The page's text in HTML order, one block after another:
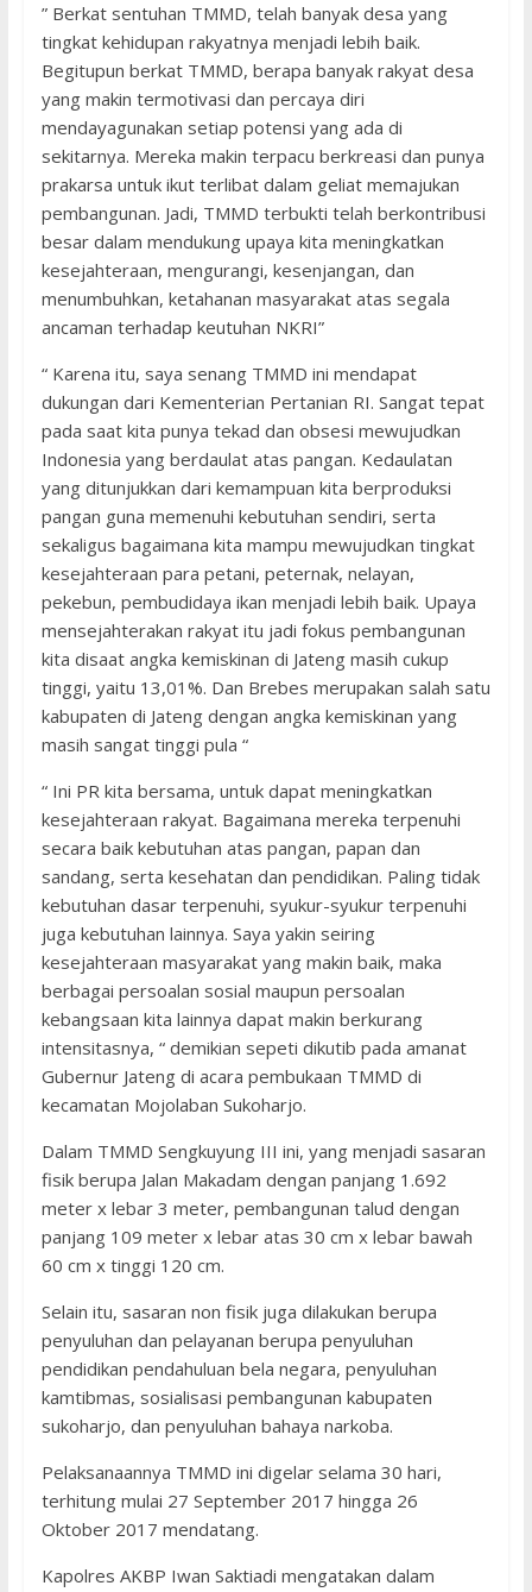
” Berkat sentuhan TMMD, telah banyak desa yang
tingkat kehidupan rakyatnya menjadi lebih baik.
Begitupun berkat TMMD, berapa banyak rakyat desa
yang makin termotivasi dan percaya diri
mendayagunakan setiap potensi yang ada di
sekitarnya. Mereka makin terpacu berkreasi dan punya
prakarsa untuk ikut terlibat dalam geliat memajukan
pembangunan. Jadi, TMMD terbukti telah berkontribusi
besar dalam mendukung upaya kita meningkatkan
kesejahteraan, mengurangi, kesenjangan, dan
menumbuhkan, ketahanan masyarakat atas segala
ancaman terhadap keutuhan NKRI”
“ Karena itu, saya senang TMMD ini mendapat
dukungan dari Kementerian Pertanian RI. Sangat tepat
pada saat kita punya tekad dan obsesi mewujudkan
Indonesia yang berdaulat atas pangan. Kedaulatan
yang ditunjukkan dari kemampuan kita berproduksi
pangan guna memenuhi kebutuhan sendiri, serta
sekaligus bagaimana kita mampu mewujudkan tingkat
kesejahteraan para petani, peternak, nelayan,
pekebun, pembudidaya ikan menjadi lebih baik. Upaya
mensejahterakan rakyat itu jadi fokus pembangunan
kita disaat angka kemiskinan di Jateng masih cukup
tinggi, yaitu 13,01%. Dan Brebes merupakan salah satu
kabupaten di Jateng dengan angka kemiskinan yang
masih sangat tinggi pula “
“ Ini PR kita bersama, untuk dapat meningkatkan
kesejahteraan rakyat. Bagaimana mereka terpenuhi
secara baik kebutuhan atas pangan, papan dan
sandang, serta kesehatan dan pendidikan. Paling tidak
kebutuhan dasar terpenuhi, syukur-syukur terpenuhi
juga kebutuhan lainnya. Saya yakin seiring
kesejahteraan masyarakat yang makin baik, maka
berbagai persoalan sosial maupun persoalan
kebangsaan kita lainnya dapat makin berkurang
intensitasnya, “ demikian sepeti dikutib pada amanat
Gubernur Jateng di acara pembukaan TMMD di
kecamatan Mojolaban Sukoharjo.
Dalam TMMD Sengkuyung III ini, yang menjadi sasaran
fisik berupa Jalan Makadam dengan panjang 1.692
meter x lebar 3 meter, pembangunan talud dengan
panjang 109 meter x lebar atas 30 cm x lebar bawah
60 cm x tinggi 120 cm.
Selain itu, sasaran non fisik juga dilakukan berupa
penyuluhan dan pelayanan berupa penyuluhan
pendidikan pendahuluan bela negara, penyuluhan
kamtibmas, sosialisasi pembangunan kabupaten
sukoharjo, dan penyuluhan bahaya narkoba.
Pelaksanaannya TMMD ini digelar selama 30 hari,
terhitung mulai 27 September 2017 hingga 26
Oktober 2017 mendatang.
Kapolres AKBP Iwan Saktiadi mengatakan dalam